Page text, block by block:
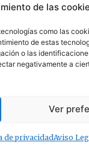
de las
como las
de estas
o las
negativamente a
Ver
de privacidadAviso